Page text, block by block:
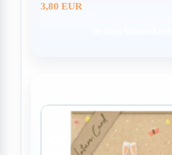
3,80 EUR